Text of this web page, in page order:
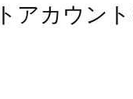
アカウン